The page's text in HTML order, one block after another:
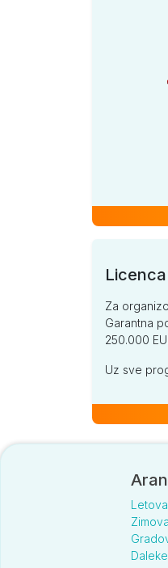
Za
Garantna
250.000
Uz sve